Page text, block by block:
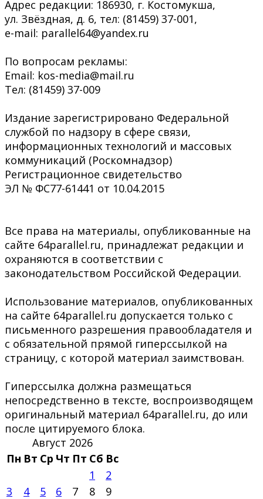
Адрес редакции: 186930, г. Костомукша,
ул. Звёздная, д. 6, тел: (81459) 37-001,
e-mail: parallel64@yandex.ru
По вопросам рекламы:
Email: kos-media@mail.ru
Тел: (81459) 37-009
Издание зарегистрировано Федеральной
службой по надзору в сфере связи,
информационных технологий и массовых
коммуникаций (Роскомнадзор)
Регистрационное свидетельство
ЭЛ № ФС77-61441 от 10.04.2015
Все права на материалы, опубликованные на
сайте 64parallel.ru, принадлежат редакции и
охраняются в соответствии с
законодательством Российской Федерации.
Использование материалов, опубликованных
на сайте 64parallel.ru допускается только с
письменного разрешения правообладателя и
с обязательной прямой гиперссылкой на
страницу, с которой материал заимствован.
Гиперссылка должна размещаться
непосредственно в тексте, воспроизводящем
оригинальный материал 64parallel.ru, до или
после цитируемого блока.
Август 2026
Пн Вт Ср Чт Пт Сб Вс
1
2
3
4 5 6 7 8
9